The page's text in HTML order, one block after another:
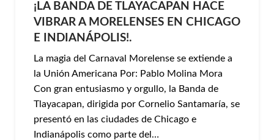
¡LA BANDA DE TLAYACAPAN HACE
VIBRAR A MORELENSES EN CHICAGO
E INDIANÁPOLIS!.
La magia del Carnaval Morelense se extiende a
la Unión Americana Por: Pablo Molina Mora
Con gran entusiasmo y orgullo, la Banda de
Tlayacapan, dirigida por Cornelio Santamaría, se
presentó en las ciudades de Chicago e
Indianápolis como parte del…